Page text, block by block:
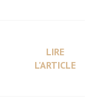
LIRE
L'ARTICLE